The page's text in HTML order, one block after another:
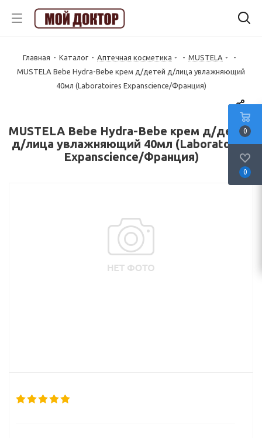
Главная - Каталог - Аптечная косметика - MUSTELA
-
MUSTELA Bebe Hydra-Bebe крем д/детей д/лица увлажняющий
40мл (Laboratoires Expanscience/Франция)
MUSTELA Bebe Hydra-Bebe крем д/детей
д/лица увлажняющий 40мл (Laboratoires
Expanscience/Франция)
0
0